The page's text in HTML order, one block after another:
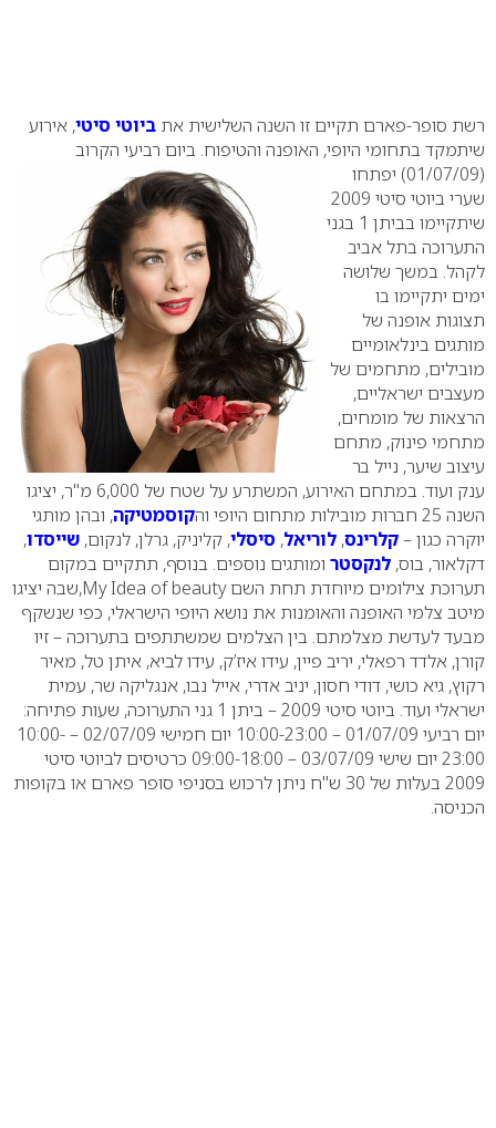
רשת סופר-פארם תקיים זו השנה השלישית את ביוטי סיטי, אירוע
שיתמקד בתחומי היופי, האופנה והטיפוח. ביום רביעי הקרוב
(01/07/09) יפתחו
שערי ביוטי סיטי 2009
שיתקיימו בביתן 1 בגני
התערוכה בתל אביב
לקהל. במשך שלושה
ימים יתקיימו בו
תצוגות אופנה של
מותגים בינלאומיים
מובילים, מתחמים של
מעצבים ישראליים,
הרצאות של מומחים,
מתחמי פינוק, מתחם
עיצוב שיער, נייל בר
ענק ועוד.
במתחם האירוע, המשתרע על שטח של 6,000 מ"ר, יציגו
השנה 25 חברות מובילות מתחום היופי וה
קוסמטיקה, ובהן מותגי
יוקרה כגון –קלרינס, לוריאל, סיסלי, קליניק, גרלן, לנקום, שייסדו,
דקלאור, בוס, לנקסטר ומותגים נוספים. בנוסף, תתקיים במקום
תערוכת צילומים מיוחדת תחת השםMy Idea of beauty,שבה יציגו
מיטב צלמי האופנה והאומנות את נושא היופי הישראלי, כפי שנשקף
מבעד לעדשת מצלמתם. בין הצלמים שמשתתפים בתערוכה – זיו
קורן, אלדד רפאלי, יריב פיין, עידו איז’ק, עידו לביא, איתן טל, מאיר
רקוץ, גיא כושי, דודי חסון, יניב אדרי, אייל נבו, אנגליקה שר, עמית
ישראלי ועוד. ביוטי סיטי 2009 – ביתן 1 גני התערוכה, שעות פתיחה:
יום רביעי 01/07/09 – 10:00-23:00
יום חמישי 02/07/09 – 10:00-
23:00 יום שישי 03/07/09 – 09:00-18:00
כרטיסים לביוטי סיטי
2009 בעלות של 30 ש"ח ניתן לרכוש בסניפי סופר פארם או בקופות
הכניסה.